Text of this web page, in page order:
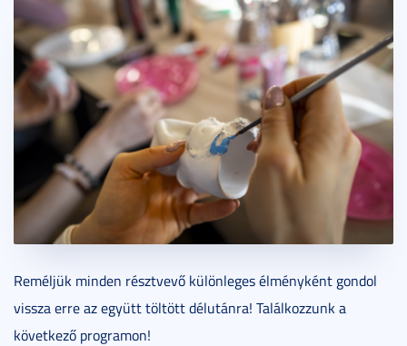
Reméljük minden résztvevő különleges élményként gondol
vissza erre az együtt töltött délutánra! Találkozzunk a
következő programon!